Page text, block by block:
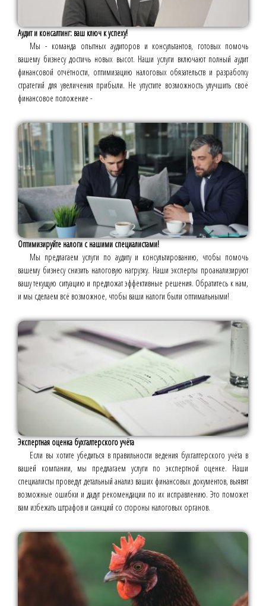
Аудит и консалтинг: ваш ключ к успеху!
Мы - команда опытных аудиторов и консультантов, готовых помочь
вашему бизнесу достичь новых высот. Наши услуги включают полный аудит
финансовой отчётности, оптимизацию налоговых обязательств и разработку
стратегий для увеличения прибыли. Не упустите возможность улучшить своё
финансовое положение -
Оптимизируйте налоги с нашими специалистами!
Мы предлагаем услуги по аудиту и консультированию, чтобы помочь
вашему бизнесу снизить налоговую нагрузку. Наши эксперты проанализируют
вашу текущую ситуацию и предложат эффективные решения. Обратитесь к нам,
и мы сделаем всё возможное, чтобы ваши налоги были оптимальными!
Экспертная оценка бухгалтерского учёта
Если вы хотите убедиться в правильности ведения бухгалтерского учёта в
вашей компании, мы предлагаем услуги по экспертной оценке. Наши
специалисты проведут детальный анализ ваших финансовых документов, выявят
возможные ошибки и дадут рекомендации по их исправлению. Это поможет
вам избежать штрафов и санкций со стороны налоговых органов.